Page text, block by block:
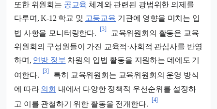
또한 위원회는 공교육 체계와 관련된 광범위한 의제를
다루며, K-12 학교 및 고등교육 기관에 영향을 미치는 입
법 사항을 모니터링한다.
[3]
교육위원회의 활동은 교육
위원회의 구성원들이 가진 교육적·사회적 관심사를 반영
하며, 연방 정부 차원의 입법 활동을 지원하는 데에도 기
여한다.
[3]
특히 교육위원회는 교육위원회의 운영 방식
에 따라 의회 내에서 다양한 정책적 우선순위를 설정하
고 이를 관철하기 위한 활동을 전개한다.
[4]